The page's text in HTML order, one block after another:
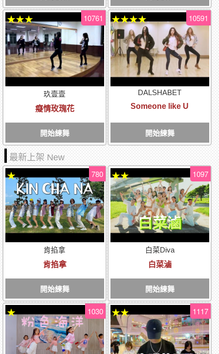
玖壹壹
癡情玫瑰花
開始練舞
10761
★★★
DALSHABET
Someone like U
開始練舞
10591
★★★★
最新上架 New
肯掐拿
肯掐拿
開始練舞
780
★
白菜Diva
白菜滷
開始練舞
1097
★★
1030
★ 1117
★★